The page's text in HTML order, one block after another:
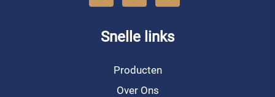
Snelle links
Producten
Over Ons